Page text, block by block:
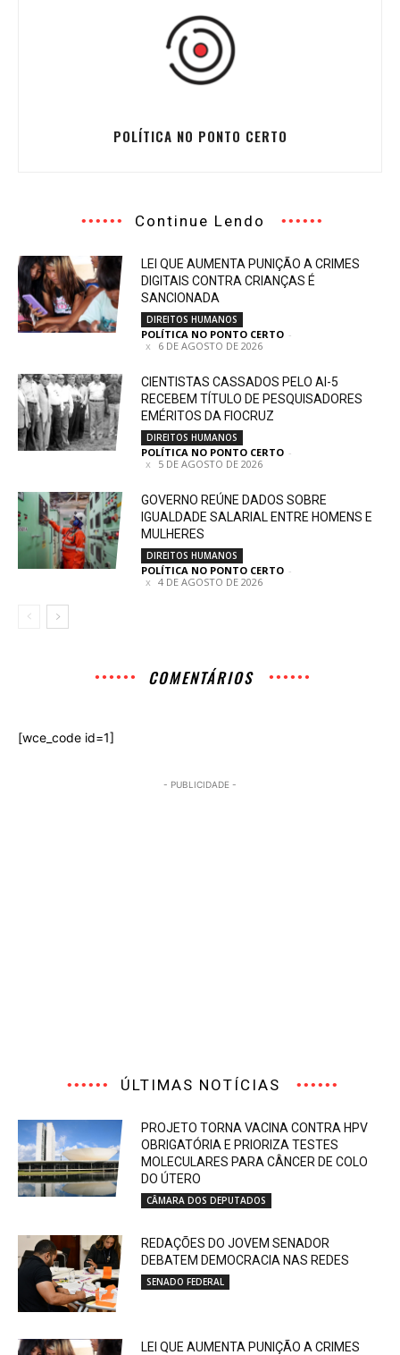
POLÍTICA NO PONTO CERTO
Continue Lendo
LEI QUE AUMENTA PUNIÇÃO A CRIMES
DIGITAIS CONTRA CRIANÇAS É
SANCIONADA
DIREITOS HUMANOS
POLÍTICA NO PONTO CERTO -
6 DE AGOSTO DE 2026
CIENTISTAS CASSADOS PELO AI-5
RECEBEM TÍTULO DE PESQUISADORES
EMÉRITOS DA FIOCRUZ
DIREITOS HUMANOS
POLÍTICA NO PONTO CERTO -
5 DE AGOSTO DE 2026
GOVERNO REÚNE DADOS SOBRE
IGUALDADE SALARIAL ENTRE HOMENS E
MULHERES
DIREITOS HUMANOS
POLÍTICA NO PONTO CERTO -
4 DE AGOSTO DE 2026
COMENTÁRIOS
[wce_code id=1]
- PUBLICIDADE -
ÚLTIMAS NOTÍCIAS
PROJETO TORNA VACINA CONTRA HPV
OBRIGATÓRIA E PRIORIZA TESTES
MOLECULARES PARA CÂNCER DE COLO
DO ÚTERO
CÂMARA DOS DEPUTADOS
REDAÇÕES DO JOVEM SENADOR
DEBATEM DEMOCRACIA NAS REDES
SENADO FEDERAL
LEI QUE AUMENTA PUNIÇÃO A CRIMES